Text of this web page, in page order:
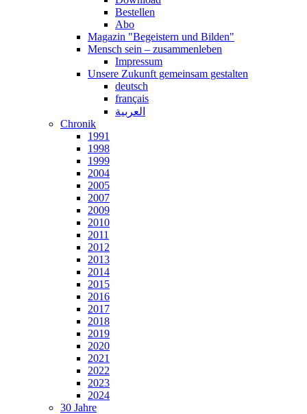
Bestellen
Abo
Magazin "Begeistern und Bilden"
Mensch sein – zusammenleben
Impressum
Unsere Zukunft gemeinsam gestalten
deutsch
français
العربية
Chronik
1991
1998
1999
2004
2005
2007
2009
2010
2011
2012
2013
2014
2015
2016
2017
2018
2019
2020
2021
2022
2023
2024
30 Jahre